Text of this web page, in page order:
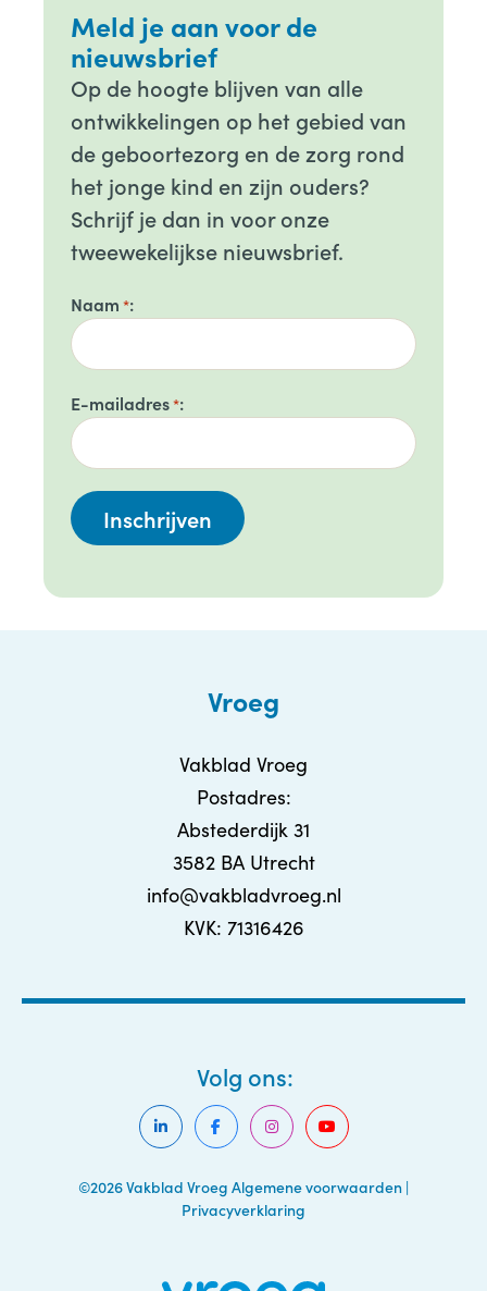
Meld je aan voor de
nieuwsbrief
Op de hoogte blijven van alle
ontwikkelingen op het gebied van
de geboortezorg en de zorg rond
het jonge kind en zijn ouders?
Schrijf je dan in voor onze
tweewekelijkse nieuwsbrief.
Naam *
E-mailadres*
Vroeg
Vakblad Vroeg
Postadres:
Abstederdijk 31
3582 BA Utrecht
info@vakbladvroeg.nl
KVK: 71316426
©2026 Vakblad Vroeg Algemene voorwaarden |
Privacyverklaring
Volg ons: